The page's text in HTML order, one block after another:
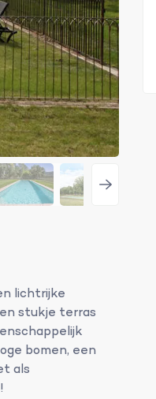
lichtrijke
stukje terras
bomen, een
als